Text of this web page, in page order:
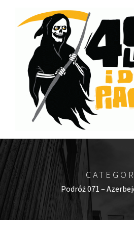
Podróż 071 –